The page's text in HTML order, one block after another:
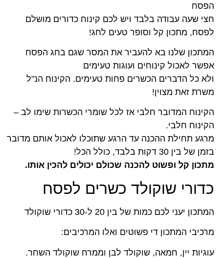
הפסח
חצי שעה עבודה בלבד ויש לכם קינוח כדורים מושלם
לפסח, מתכון קל וסופר טעים לחג!
המתכון שלנו בא להעביר את המסר שגם בחג הפסח
אפשר לאכול קינוחים ועוגות טעימים
ולא כל הדברים הכשרים פחות טעימים. הקינוח הנ"ל
משרת זאת מצוין!
הקינוח המדובר חלבי אז לכל שומרי הכשרות שימו לב –
הקינוח חלבי.
מרגע תחילת ההכנה עד הרגע שתוכלו לאכול אותם מדובר
בזמן של בין 30 דקות בלבד, כולל הכל!
מתכון קל ופשוט להכנה שכולם יכולים להכין אותו.
כדורי שוקולד כשרים לפסח
המתכון יעני לכם כמות של בין 20 ל-30 כדורי שוקולד
מרכיבי המתכון די פשוטים ואלו המרכיבים:
עוגיות יין, חמאה, שוקולד לבן וממרח שוקולד השחר.